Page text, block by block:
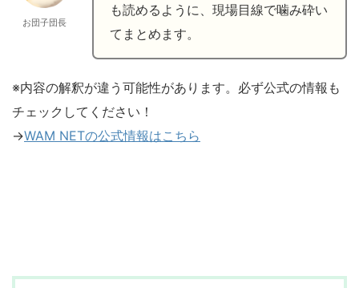
お団子団長
も読めるように、現場目線で噛み砕い
てまとめます。
※内容の解釈が違う可能性があります。必ず公式の情報も
チェックしてください！
→WAM NETの公式情報はこちら